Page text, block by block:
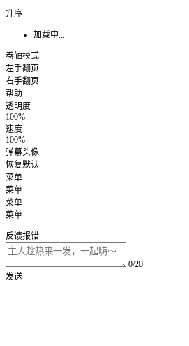
升序
加载中...
卷轴模式
左手翻页
右手翻页
帮助
透明度
100%
速度
100%
弹幕头像
恢复默认
菜单
菜单
菜单
菜单
反馈报错
0/20
发送